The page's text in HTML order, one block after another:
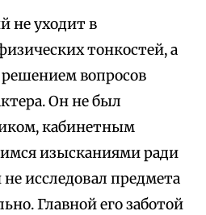
не уходит в
тонкостей, а
вопросов
Он не был
кабинетным
изысканиями ради
исследовал предмета
Главной его заботой